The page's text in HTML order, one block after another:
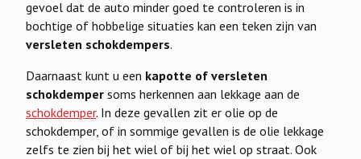
gevoel dat de auto minder goed te controleren is in
bochtige of hobbelige situaties kan een teken zijn van
versleten schokdempers.
Daarnaast kunt u een kapotte of versleten
schokdemper soms herkennen aan lekkage aan de
schokdemper. In deze gevallen zit er olie op de
schokdemper, of in sommige gevallen is de olie lekkage
zelfs te zien bij het wiel of bij het wiel op straat. Ook